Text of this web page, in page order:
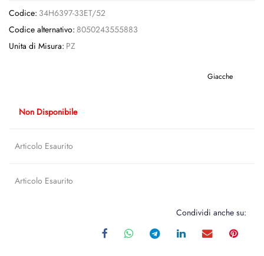
Codice: 34H6397-33ET/52
Codice alternativo: 8050243555883
Unita di Misura: PZ
Giacche
Non Disponibile
Articolo Esaurito
Articolo Esaurito
Condividi anche su: